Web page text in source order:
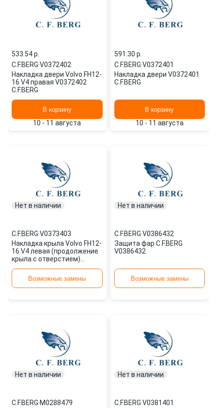
533.54 p.
C.F.BERG·V0372402
Накладка двери Volvo FH12-
16 V4 правая V0372402
C.F.BERG
В корзину
10 - 11 августа
591.30 p.
C.F.BERG·V0372401
Накладка двери V0372401
C.F.BERG
В корзину
10 - 11 августа
Нет в наличии
C.F.BERG·V0373403
Накладка крыла Volvo FH12-
16 V4 левая (продолжение
крыла.с отверстием)
Возможные замены
Нет в наличии
C.F.BERG·V0386432
Защита фар C.F.BERG
V0386432
Возможные замены
Нет в наличии
C.F.BERG·M0288479
Нет в наличии
C.F.BERG·V0381401